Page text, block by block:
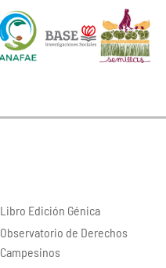
Libro Edición Génica
Observatorio de Derechos
Campesinos